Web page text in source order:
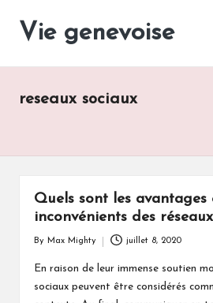
Vie genevoise
Vie
reseaux sociaux
Quels sont les avantages
inconvénients des
by
By Max Mighty juillet 8, 2020
En raison de leur immense soutien
sociaux peuvent être considérés